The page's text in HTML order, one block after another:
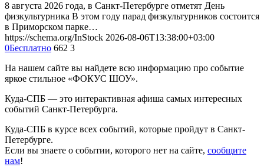
8 августа 2026 года, в Санкт-Петербурге отметят День
физкультурника В этом году парад физкультурников состоится
в Приморском парке…
https://schema.org/InStock 2026-08-06T13:38:00+03:00
0Бесплатно 662 3
На нашем сайте вы найдете всю информацию про событие
яркое стильное «ФОКУС ШОУ».
Куда-СПБ — это интерактивная афиша самых интересных
событий Санкт-Петербурга.
Куда-СПБ в курсе всех событий, которые пройдут в Санкт-
Петербурге.
Если вы знаете о событии, которого нет на сайте, сообщите
нам!